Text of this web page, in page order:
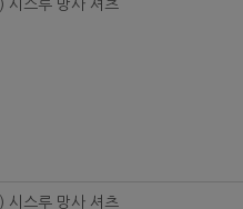
시스루 망사 셔츠
시스루 망사 셔츠